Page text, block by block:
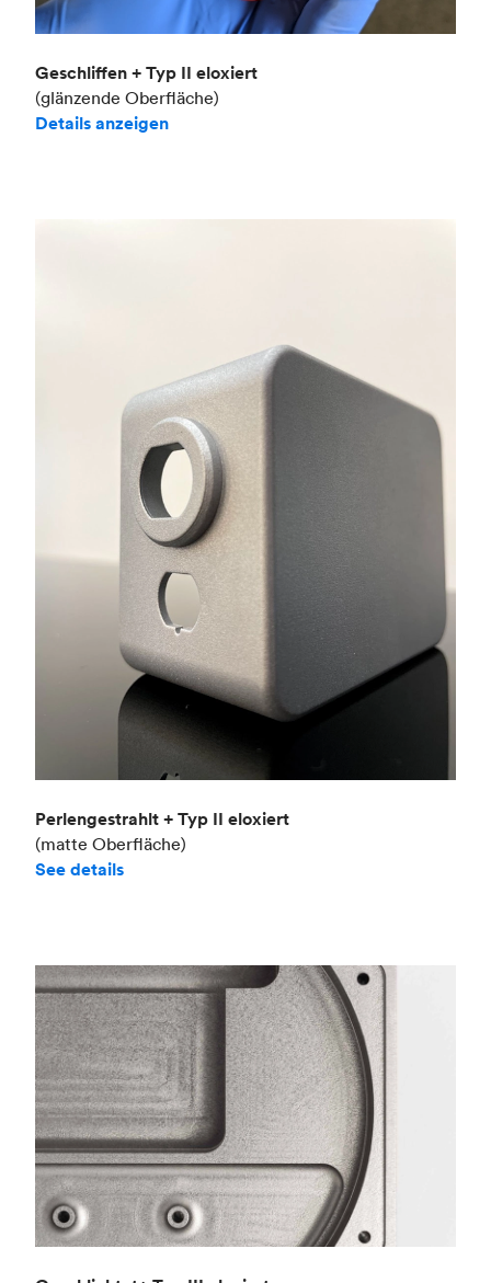
Geschliffen + Typ II eloxiert
(glänzende Oberfläche)
Details anzeigen
Perlengestrahlt + Typ II eloxiert
(matte Oberfläche)
See details